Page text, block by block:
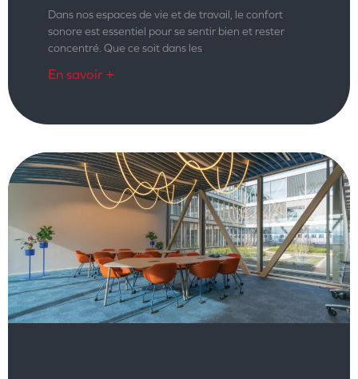
Dans nos espaces de vie et de travail, le confort
sonore est essentiel pour se sentir bien et rester
concentré. Que ce soit dans les
En savoir +